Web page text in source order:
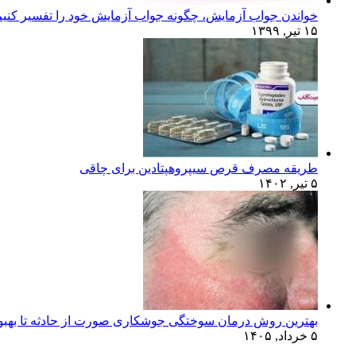
خواندن جواب آزمایش، چگونه جواب آزمایش خود را تفسیر
۱۵ تیر, ۱۳۹۹
طریقه مصرف قرص سیپروهپتادین برای چاقی
۵ تیر, ۱۴۰۲
بهترین روش درمان سوختگی جوشکاری صورت از حادثه تا
۵ خرداد, ۱۴۰۵